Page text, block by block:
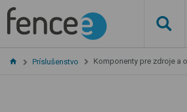
Príslušenstvo Komponenty pre zdroje a